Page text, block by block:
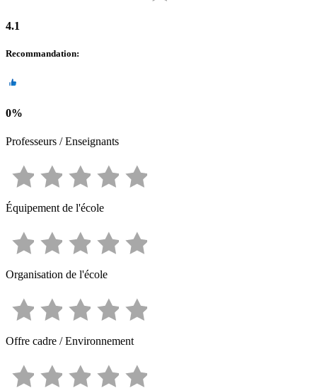
4.1
Recommandation:
0%
Professeurs / Enseignants
Équipement de l'école
Organisation de l'école
Offre cadre / Environnement